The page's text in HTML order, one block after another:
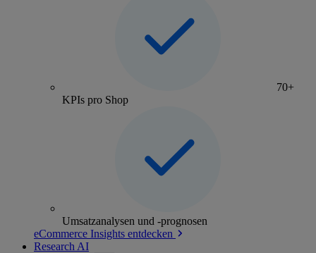
70+
KPIs pro Shop
Umsatzanalysen und -prognosen
eCommerce Insights entdecken
Research AI